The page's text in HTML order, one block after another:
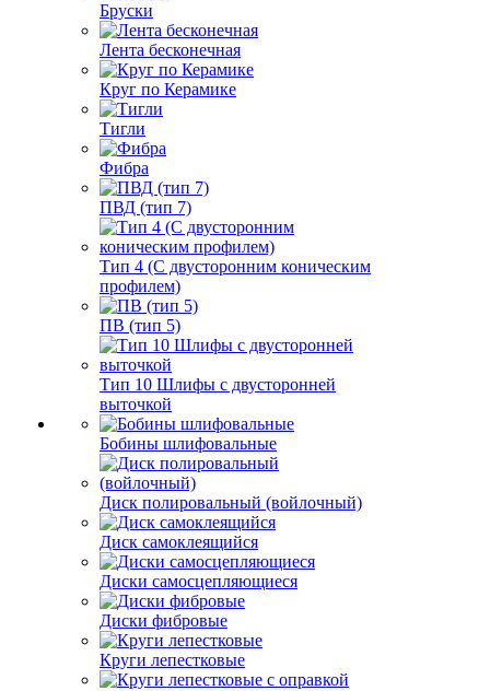
Бруски
Лента бесконечная
Круг по Керамике
Тигли
Фибра
ПВД (тип 7)
Тип 4 (С двусторонним коническим
профилем)
ПВ (тип 5)
Тип 10 Шлифы с двусторонней
выточкой
Бобины шлифовальные
Диск полировальный (войлочный)
Диск самоклеящийся
Диски самосцепляющиеся
Диски фибровые
Круги лепестковые